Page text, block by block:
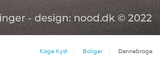
Køge Kyst Boliger Dannebroge